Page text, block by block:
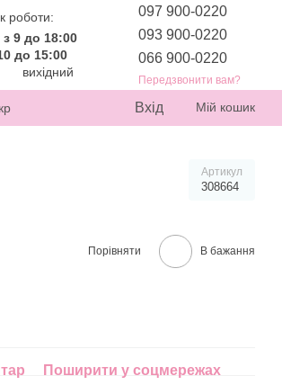
роботи:
з 9 до 18:00
до 15:00
вихідний
097 900-0220
093 900-0220
066 900-0220
Передзвонити вам?
Вхід Мій кошик
Артикул
308664
Порівняти В бажання
Поширити у соцмережах